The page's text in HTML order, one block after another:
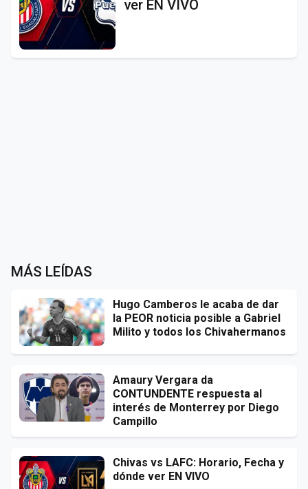
ver EN VIVO
MÁS LEÍDAS
Hugo Camberos le acaba de dar
la PEOR noticia posible a Gabriel
Milito y todos los Chivahermanos
Amaury Vergara da
CONTUNDENTE respuesta al
interés de Monterrey por Diego
Campillo
Chivas vs LAFC: Horario, Fecha y
dónde ver EN VIVO